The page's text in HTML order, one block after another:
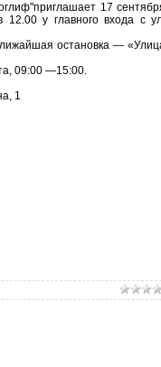
17
у главного входа с
остановка —
09:00 —15:00.
1